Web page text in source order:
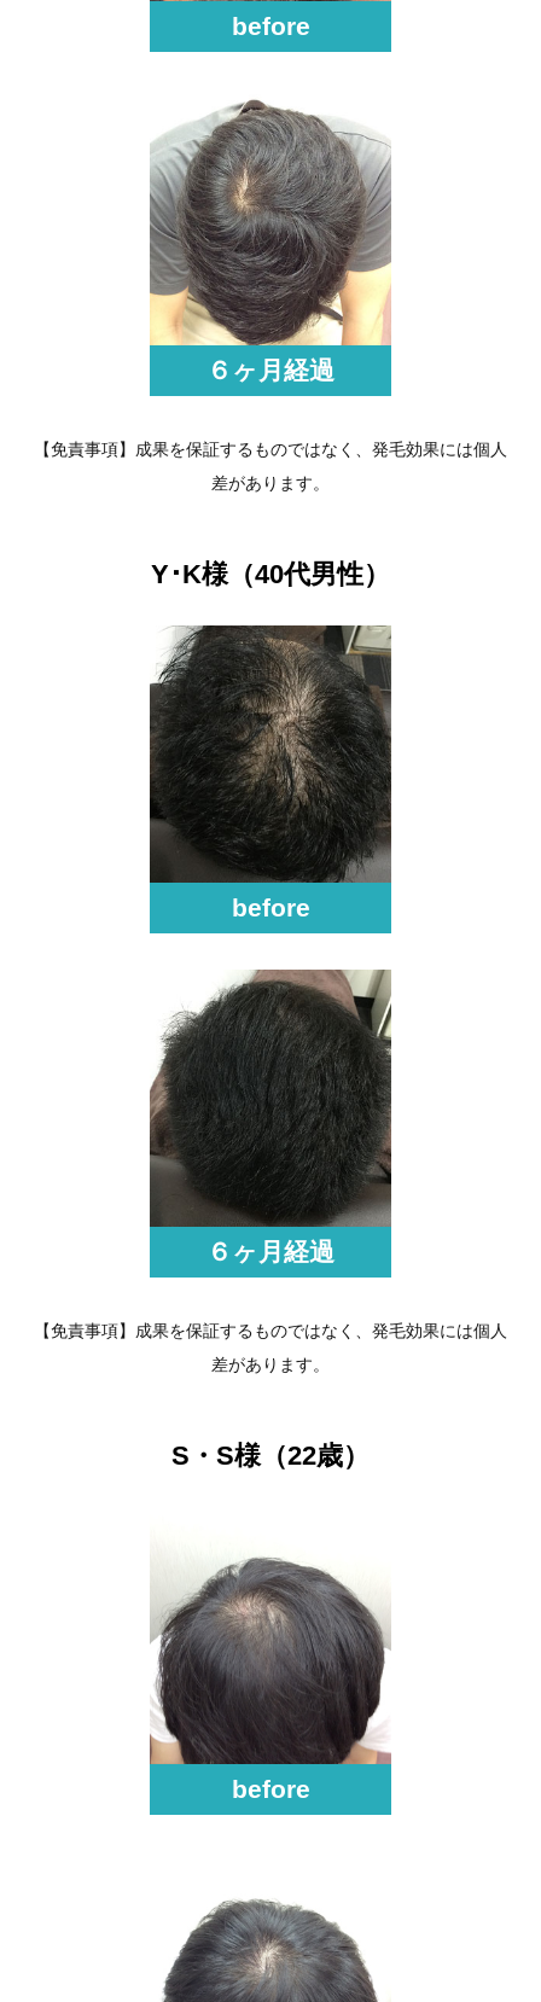
before
６ヶ月経過
【免責事項】成果を保証するものではなく、発毛効果には個人
差があります。
Y･K様（40代男性）
before
６ヶ月経過
【免責事項】成果を保証するものではなく、発毛効果には個人
差があります。
S・S様（22歳）
before